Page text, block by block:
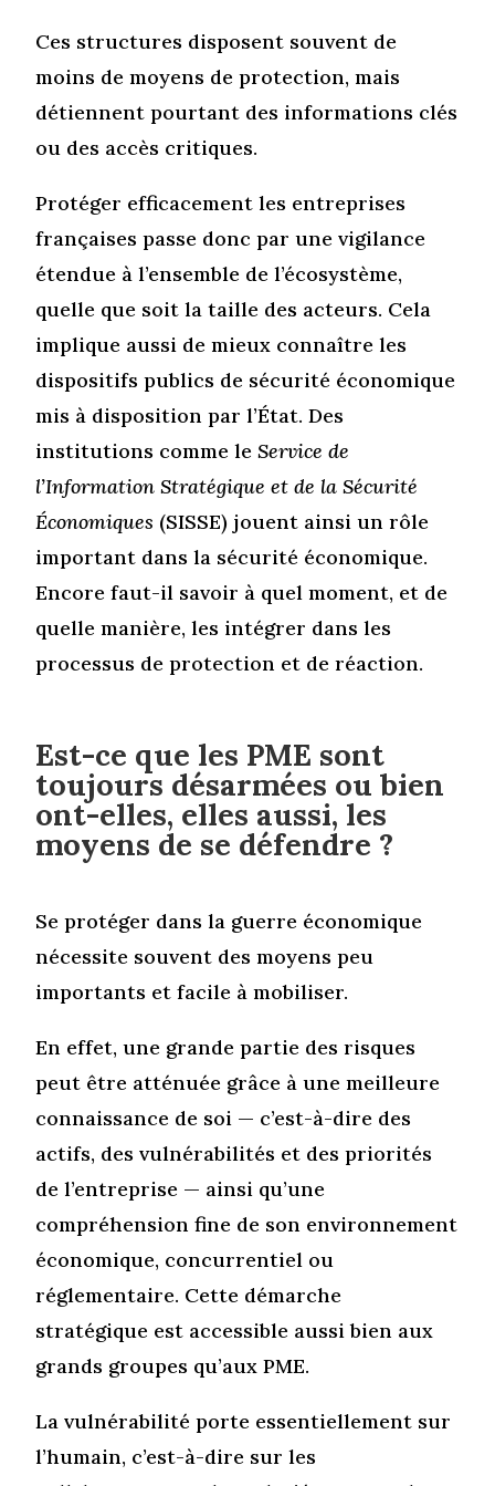
Ces structures disposent souvent de
moins de moyens de protection, mais
détiennent pourtant des informations clés
ou des accès critiques.
Protéger efficacement les entreprises
françaises passe donc par une vigilance
étendue à l’ensemble de l’écosystème,
quelle que soit la taille des acteurs. Cela
implique aussi de mieux connaître les
dispositifs publics de sécurité économique
mis à disposition par l’État. Des
institutions comme leService de
l’Information Stratégique et de la Sécurité
Économiques (SISSE) jouent ainsi un rôle
important dans la sécurité économique.
Encore faut-il savoir à quel moment, et de
quelle manière, les intégrer dans les
processus de protection et de réaction.
Est-ce que les PME sont
toujours désarmées ou bien
ont-elles, elles aussi, les
moyens de se défendre ?
Se protéger dans la guerre économique
nécessite souvent des moyens peu
importants et facile à mobiliser.
En effet, une grande partie des risques
peut être atténuée grâce à une meilleure
connaissance de soi — c’est-à-dire des
actifs, des vulnérabilités et des priorités
de l’entreprise — ainsi qu’une
compréhension fine de son environnement
économique, concurrentiel ou
réglementaire. Cette démarche
stratégique est accessible aussi bien aux
grands groupes qu’aux PME.
La vulnérabilité porte essentiellement sur
l’humain, c’est-à-dire sur les